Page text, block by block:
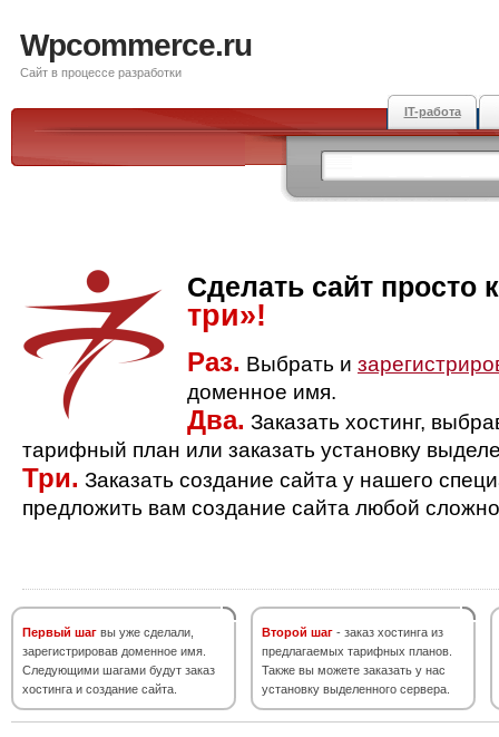
Wpcommerce.ru
Сайт в процессе разработки
IT-работа
Сделать сайт просто
три»!
Раз. Выбрать и
доменное имя.
Два. Заказать хостинг,
тарифный план или заказать установку
Три. Заказать создание сайта у нашего
предложить вам создание сайта любой
Первый шаг вы уже сделали,
зарегистрировав доменное имя.
Следующими шагами будут заказ
хостинга и создание сайта.
Второй шаг - заказ хостинга из
предлагаемых тарифных планов.
Также вы можете заказать у нас
установку выделенного сервера.